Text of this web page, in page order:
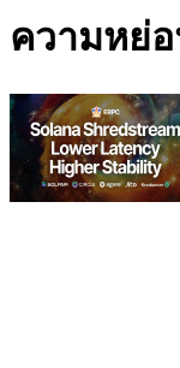
ความหย่